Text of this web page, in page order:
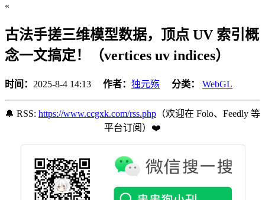
«
古法手搓三维模型数据，顶点 UV 索引概
念一文搞定！（vertices uv indices）
时间： 2025-8-4 14:13 作者： 独元殇 分类： WebGL
🔔 RSS: https://www.ccgxk.com/rss.php （欢迎在 Folo、Feedly 等
平台订阅️）❤️